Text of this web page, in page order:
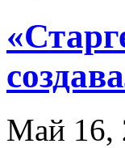
Май 16,